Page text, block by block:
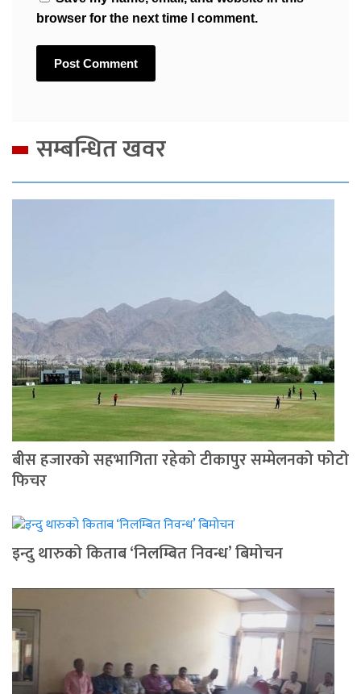
browser for the next time I comment.
सम्बन्धित खवर
बीस हजारको सहभागिता रहेको टीकापुर सम्मेलनको फोटो
फिचर
इन्दु थारुको किताब ‘निलम्बित निवन्ध’ बिमोचन